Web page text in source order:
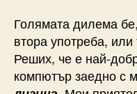
Голямата дилема
втора употреба,
Реших, че е най-
компютър заедно с